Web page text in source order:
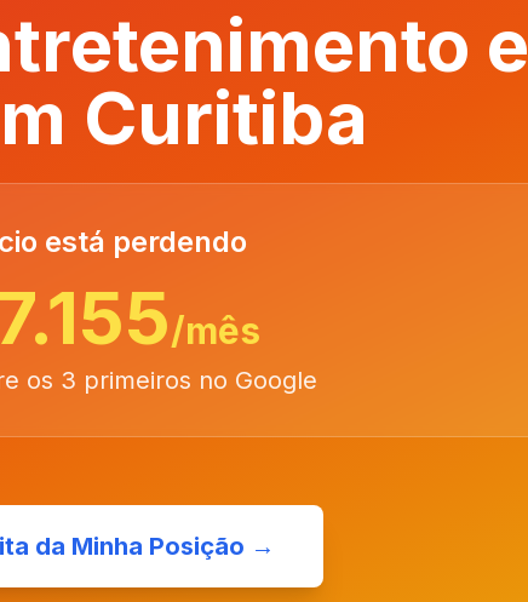
e
Curitiba
está perdendo
/mês
os 3 primeiros no Google
da Minha Posição →